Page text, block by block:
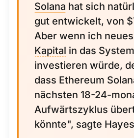
Solana hat sich
gut entwickelt, von
Aber wenn ich neues
Kapital in das System
investieren würde,
dass Ethereum
nächsten 18-24-
Aufwärtszyklus
könnte", sagte